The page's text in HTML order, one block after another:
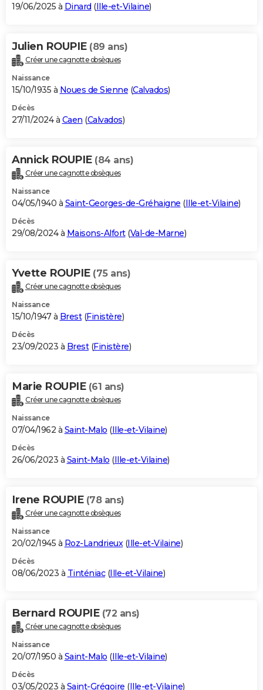
19/06/2025 à Dinard (Ille-et-Vilaine)
Julien ROUPIE (89 ans)
Créer une cagnotte obsèques
Naissance
15/10/1935 à Noues de Sienne (Calvados)
Décès
27/11/2024 à Caen (Calvados)
Annick ROUPIE (84 ans)
Créer une cagnotte obsèques
Naissance
04/05/1940 à Saint-Georges-de-Gréhaigne (Ille-et-Vilaine)
Décès
29/08/2024 à Maisons-Alfort(Val-de-Marne)
Yvette ROUPIE (75 ans)
Créer une cagnotte obsèques
Naissance
15/10/1947 à Brest(Finistère)
Décès
23/09/2023 à Brest(Finistère)
Marie ROUPIE (61 ans)
Créer une cagnotte obsèques
Naissance
07/04/1962 à Saint-Malo (Ille-et-Vilaine)
Décès
26/06/2023 à Saint-Malo (Ille-et-Vilaine)
Irene ROUPIE (78 ans)
Créer une cagnotte obsèques
Naissance
20/02/1945 à Roz-Landrieux(Ille-et-Vilaine)
Décès
08/06/2023 à Tinténiac(Ille-et-Vilaine)
Bernard ROUPIE (72 ans)
Créer une cagnotte obsèques
Naissance
20/07/1950 à Saint-Malo (Ille-et-Vilaine)
Décès
03/05/2023 à Saint-Grégoire (Ille-et-Vilaine)